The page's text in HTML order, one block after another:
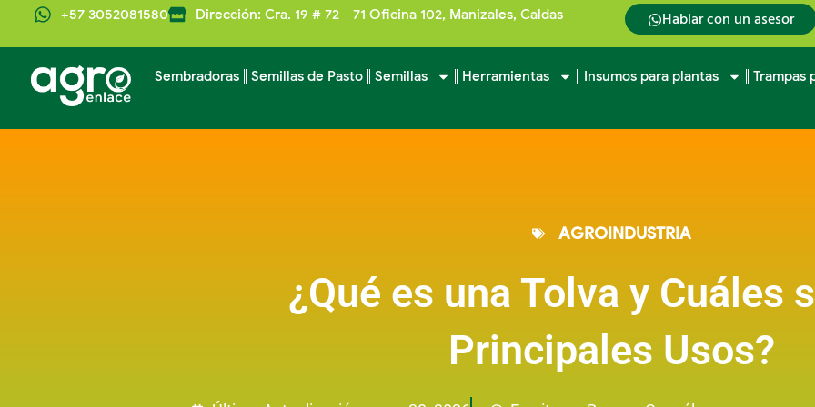
+57 3052081580 Dirección: Cra. 19 # 72 - 71 Oficina 102, Manizales, Caldas Hablar con un asesor
Sembradoras Semillas de Pasto Semillas Herramientas Insumos para plantas Trampas
AGROINDUSTRIA
¿Qué es una Tolva y Cuáles
Principales Usos?